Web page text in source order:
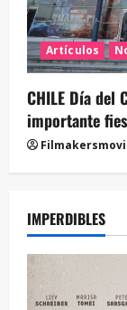
Artículos
CHILE Día del
importante
IMPERDIBLES